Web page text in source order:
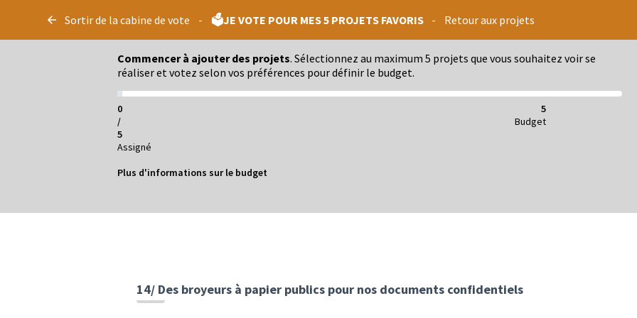
Sortir de la cabine de vote - 🗳️JE VOTE POUR MES 5 PROJETS FAVORIS - Retour aux projets
Commencer à ajouter des projets. Sélectionnez au maximum 5 projets que vous souhaitez voir se
réaliser et votez selon vos préférences pour définir le budget.
0
/
5
Assigné
5
Budget
Plus d'informations sur le budget
14/ Des broyeurs à papier publics pour nos documents confidentiels